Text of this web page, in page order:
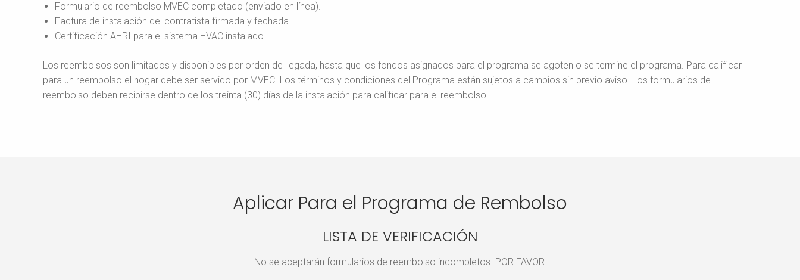
Formulario de reembolso MVEC completado (enviado en línea).
Factura de instalación del contratista firmada y fechada.
Certificación AHRI para el sistema HVAC instalado.
Los reembolsos son limitados y disponibles por orden de llegada, hasta que los fondos asignados para el programa se agoten o se termine el programa. Para calificar
para un reembolso el hogar debe ser servido por MVEC. Los términos y condiciones del Programa están sujetos a cambios sin previo aviso. Los formularios de
reembolso deben recibirse dentro de los treinta (30) días de la instalación para calificar para el reembolso.
Aplicar Para el Programa de Rembolso
LISTA DE VERIFICACIÓN
No se aceptarán formularios de reembolso incompletos. POR FAVOR: